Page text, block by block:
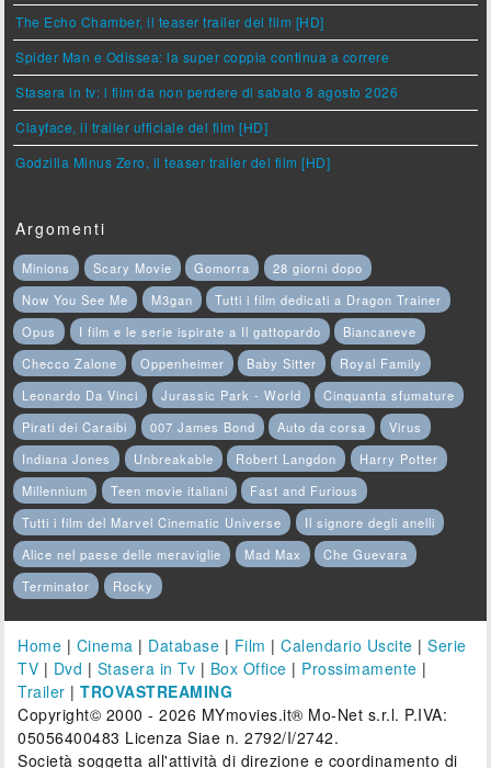
The Echo Chamber, il teaser trailer del film [HD]
Spider Man e Odissea: la super coppia continua a correre
Stasera in tv: i film da non perdere di sabato 8 agosto 2026
Clayface, il trailer ufficiale del film [HD]
Godzilla Minus Zero, il teaser trailer del film [HD]
Argomenti
Minions Scary Movie Gomorra
28 giorni dopo
Now You See Me
M3gan
Tutti i film dedicati a Dragon Trainer
Opus
I film e le serie ispirate a Il gattopardo
Biancaneve
Checco Zalone
Oppenheimer Baby Sitter
Royal Family
Leonardo Da Vinci
Jurassic Park - World
Cinquanta sfumature
Pirati dei Caraibi
007 James Bond Auto da corsa
Virus
Indiana Jones
Unbreakable Robert Langdon
Harry Potter
Millennium
Teen movie italiani
Fast and Furious
Tutti i film del Marvel Cinematic Universe
Il signore degli anelli
Alice nel paese delle meraviglie
Mad Max
Che Guevara
Terminator
Rocky
Home | Cinema | Database | Film |Calendario Uscite |Serie
TV | Dvd | Stasera in Tv | Box Office | Prossimamente |
Trailer |TROVASTREAMING
Copyright© 2000 - 2026 MYmovies.it® Mo-Net s.r.l. P.IVA:
05056400483 Licenza Siae n. 2792/I/2742.
Società soggetta all'attività di direzione e coordinamento di